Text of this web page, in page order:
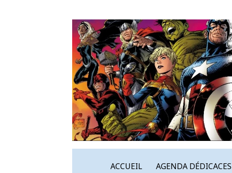
ACCUEIL AGENDA